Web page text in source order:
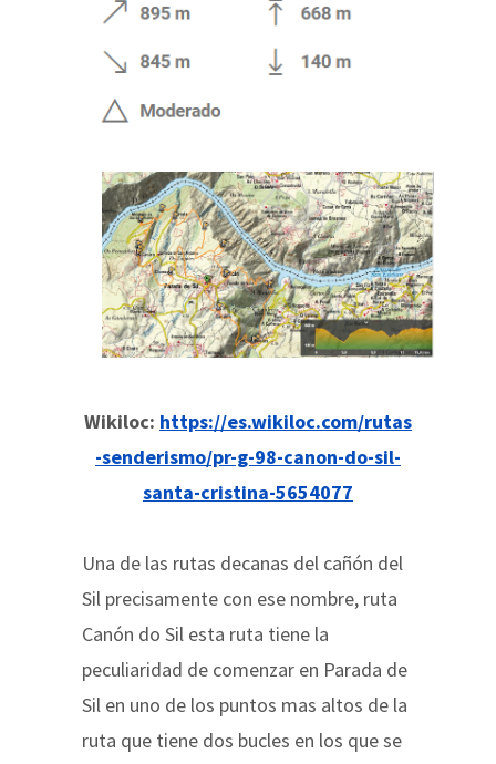
Wikiloc: https://es.wikiloc.com/rutas
-senderismo/pr-g-98-canon-do-sil-
santa-cristina-5654077
Una de las rutas decanas del cañón del
Sil precisamente con ese nombre, ruta
Canón do Sil esta ruta tiene la
peculiaridad de comenzar en Parada de
Sil en uno de los puntos mas altos de la
ruta que tiene dos bucles en los que se